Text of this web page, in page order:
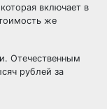
включает в
же
Отечественным
рублей за